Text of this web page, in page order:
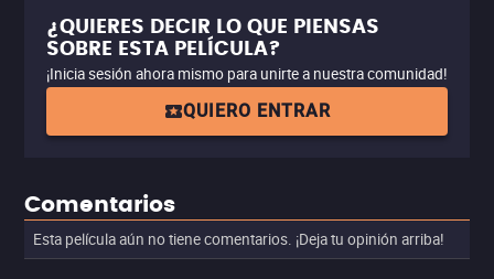
¿QUIERES DECIR LO QUE PIENSAS
SOBRE ESTA PELÍCULA?
¡Inicia sesión ahora mismo para unirte a nuestra comunidad!
QUIERO ENTRAR
Comentarios
Esta película aún no tiene comentarios. ¡Deja tu opinión arriba!